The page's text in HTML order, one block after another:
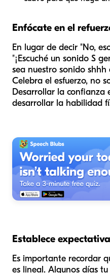
Enfócate en el
En lugar de decir "No,
"¡Escuché un sonido S
sea nuestro sonido
Celebra el esfuerzo, no
Desarrollar la confianza
desarrollar la habilidad
Establece
Es importante recordar
es lineal. Algunos días